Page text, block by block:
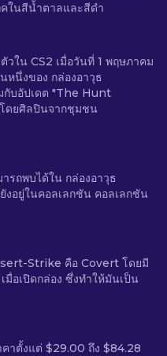
คในสีน้ำตาลและสีดำ
ใน CS2 เมื่อวันที่ 1 พฤษภาคม
หนึ่งของ กล่องอาวุธ
บอัปเดต "The Hunt
ดยศิลปินจากชุมชน
ถพบได้ใน กล่องอาวุธ
อยู่ในคอลเลกชัน คอลเลกชัน
Strike คือ Covert โดยมี
อเปิดกล่อง ซึ่งทำให้มันเป็น
ตั้งแต่ $29.00 ถึง $84.28